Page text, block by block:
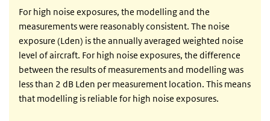
For high noise exposures, the modelling and the
measurements were reasonably consistent. The noise
exposure (Lden) is the annually averaged weighted noise
level of aircraft. For high noise exposures, the difference
between the results of measurements and modelling was
less than 2 dB Lden per measurement location. This means
that modelling is reliable for high noise exposures.